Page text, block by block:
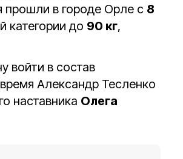
прошли в городе Орле с 8
категории до 90 кг,
войти в состав
Александр Тесленко
наставника Олега